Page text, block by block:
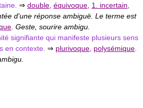
⇒ double équivoque 1. incertain
d'une réponse ambiguë. Le terme est
Geste, sourire ambigu.
signifiante qui manifeste plusieurs sens
en contexte. ⇒ plurivoque polysémique